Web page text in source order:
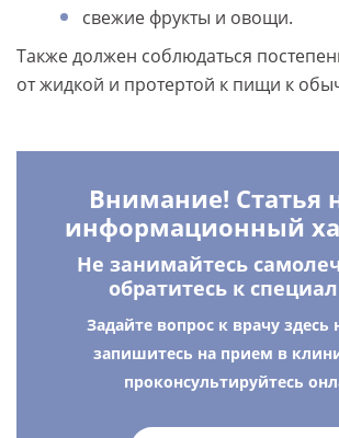
свежие фрукты и овощи.
Также должен соблюдаться
от жидкой и протертой к пищи к
Внимание! Статья
информационный
Не занимайтесь
обратитесь к
Задайте вопрос к врачу здесь
запишитесь на прием в
проконсультируйтесь